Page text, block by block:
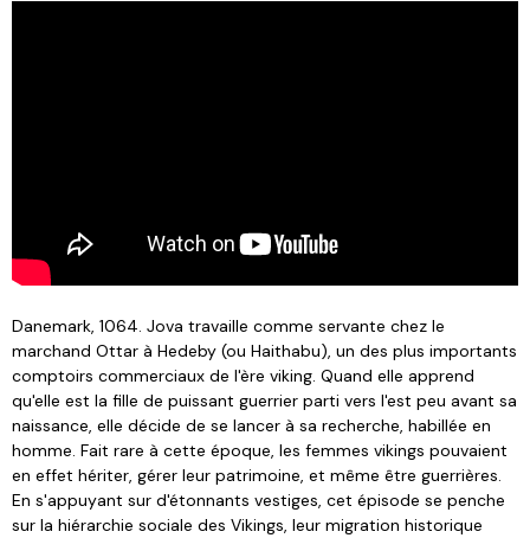
Danemark, 1064. Jova travaille comme servante chez le
marchand Ottar à Hedeby (ou Haithabu), un des plus importants
comptoirs commerciaux de l'ère viking. Quand elle apprend
qu'elle est la fille de puissant guerrier parti vers l'est peu avant sa
naissance, elle décide de se lancer à sa recherche, habillée en
homme. Fait rare à cette époque, les femmes vikings pouvaient
en effet hériter, gérer leur patrimoine, et même être guerrières.
En s'appuyant sur d'étonnants vestiges, cet épisode se penche
sur la hiérarchie sociale des Vikings, leur migration historique